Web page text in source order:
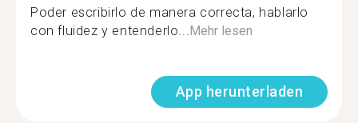
Poder escribirlo de manera correcta, hablarlo
con fluidez y entenderlo...Mehr lesen
App herunterladen